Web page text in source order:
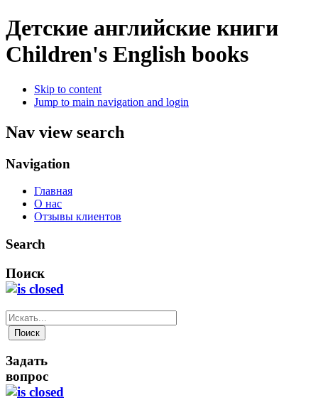
Детские английские книги
Children's English books
Skip to content
Jump to main navigation and login
Nav view search
Navigation
Главная
О нас
Отзывы клиентов
Search
Поиск
Задать
вопрос